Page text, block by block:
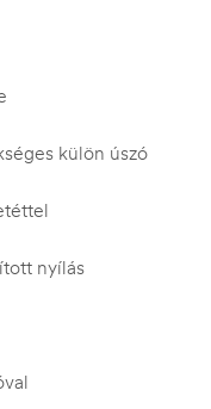
külön úszó
nyílás